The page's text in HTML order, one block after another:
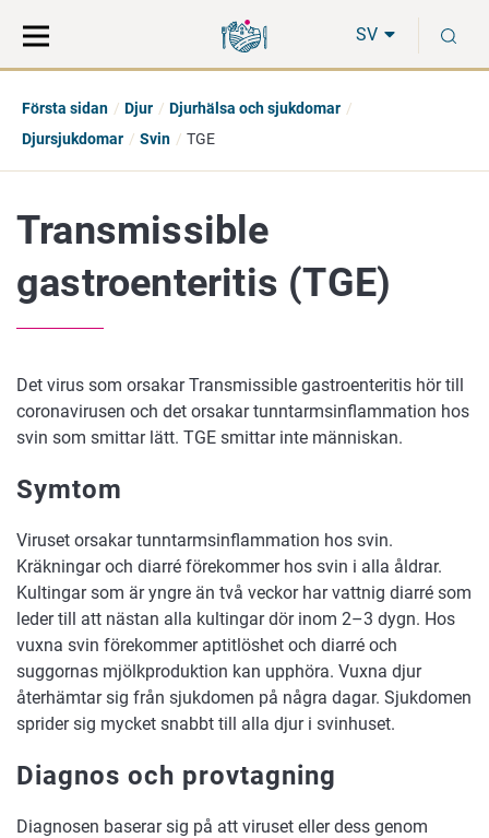
direkt
till
på
hela
SV
Första sidan Djur
Djurhälsa och sjukdomar
Djursjukdomar
Svin TGE
Transmissible
gastroenteritis (TGE)
Det virus som orsakar Transmissible gastroenteritis hör till
coronavirusen och det orsakar tunntarmsinflammation hos
svin som smittar lätt. TGE smittar inte människan.
Symtom
Viruset orsakar tunntarmsinflammation hos svin.
Kräkningar och diarré förekommer hos svin i alla åldrar.
Kultingar som är yngre än två veckor har vattnig diarré som
leder till att nästan alla kultingar dör inom 2–3 dygn. Hos
vuxna svin förekommer aptitlöshet och diarré och
suggornas mjölkproduktion kan upphöra. Vuxna djur
återhämtar sig från sjukdomen på några dagar. Sjukdomen
sprider sig mycket snabbt till alla djur i svinhuset.
Diagnos och provtagning
Diagnosen baserar sig på att viruset eller dess genom